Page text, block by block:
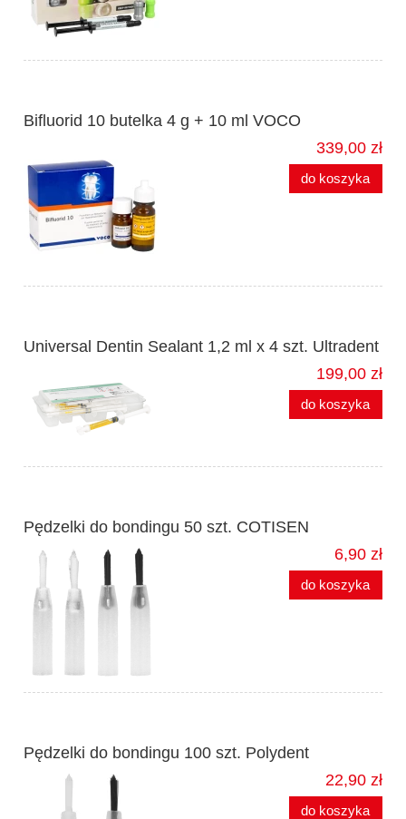
Bifluorid 10 butelka 4 g + 10 ml VOCO
339,00 zł
do koszyka
Universal Dentin Sealant 1,2 ml x 4 szt. Ultradent
199,00 zł
do koszyka
Pędzelki do bondingu 50 szt. COTISEN
6,90 zł
do koszyka
Pędzelki do bondingu 100 szt. Polydent
22,90 zł
do koszyka